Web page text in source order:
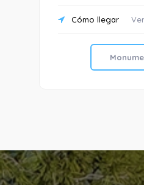
Cómo llegar